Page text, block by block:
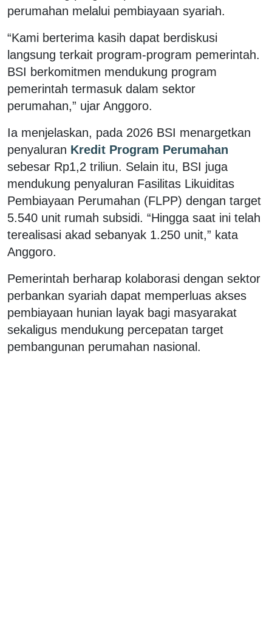
perumahan melalui pembiayaan syariah.
“Kami berterima kasih dapat berdiskusi
langsung terkait program-program pemerintah.
BSI berkomitmen mendukung program
pemerintah termasuk dalam sektor
perumahan,” ujar Anggoro.
Ia menjelaskan, pada 2026 BSI menargetkan
penyaluran Kredit Program Perumahan
sebesar Rp1,2 triliun. Selain itu, BSI juga
mendukung penyaluran Fasilitas Likuiditas
Pembiayaan Perumahan (FLPP) dengan target
5.540 unit rumah subsidi. “Hingga saat ini telah
terealisasi akad sebanyak 1.250 unit,” kata
Anggoro.
Pemerintah berharap kolaborasi dengan sektor
perbankan syariah dapat memperluas akses
pembiayaan hunian layak bagi masyarakat
sekaligus mendukung percepatan target
pembangunan perumahan nasional.